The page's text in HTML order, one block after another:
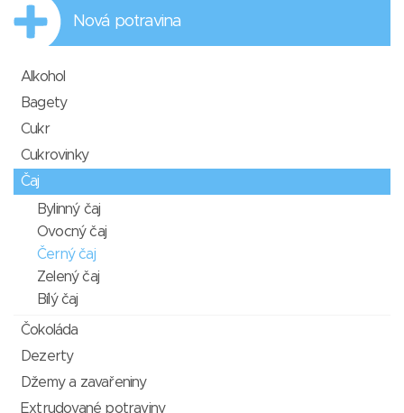
Nová potravina
Alkohol
Bagety
Cukr
Cukrovinky
Čaj
Bylinný čaj
Ovocný čaj
Černý čaj
Zelený čaj
Bílý čaj
Čokoláda
Dezerty
Džemy a zavařeniny
Extrudované potraviny